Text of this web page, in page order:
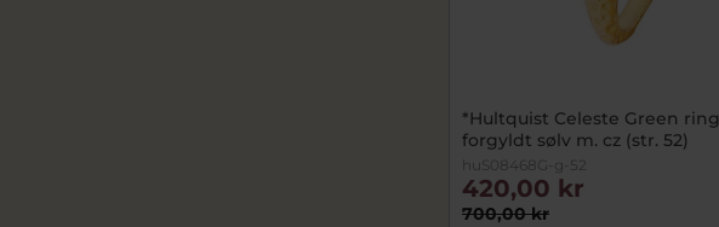
*Hultquist Celeste Green ring
forgyldt sølv m. cz (str. 52)
huS08468G-g-52
700,00 kr
420,00 kr